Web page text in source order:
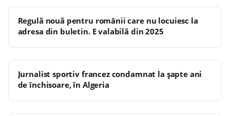
Regulă nouă pentru românii care nu locuiesc la
adresa din buletin. E valabilă din 2025
Jurnalist sportiv francez condamnat la şapte ani
de închisoare, în Algeria